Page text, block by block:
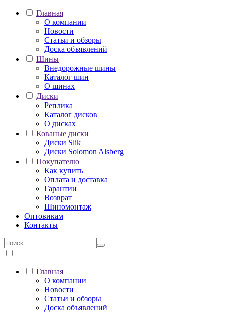
Главная
О компании
Новости
Статьи и обзоры
Доска объявлений
Шины
Внедорожные шины
Каталог шин
О шинах
Диски
Реплика
Каталог дисков
О дисках
Кованые диски
Диски Slik
Диски Solomon Alsberg
Покупателю
Как купить
Оплата и доставка
Гарантии
Возврат
Шиномонтаж
Оптовикам
Контакты
Главная
О компании
Новости
Статьи и обзоры
Доска объявлений